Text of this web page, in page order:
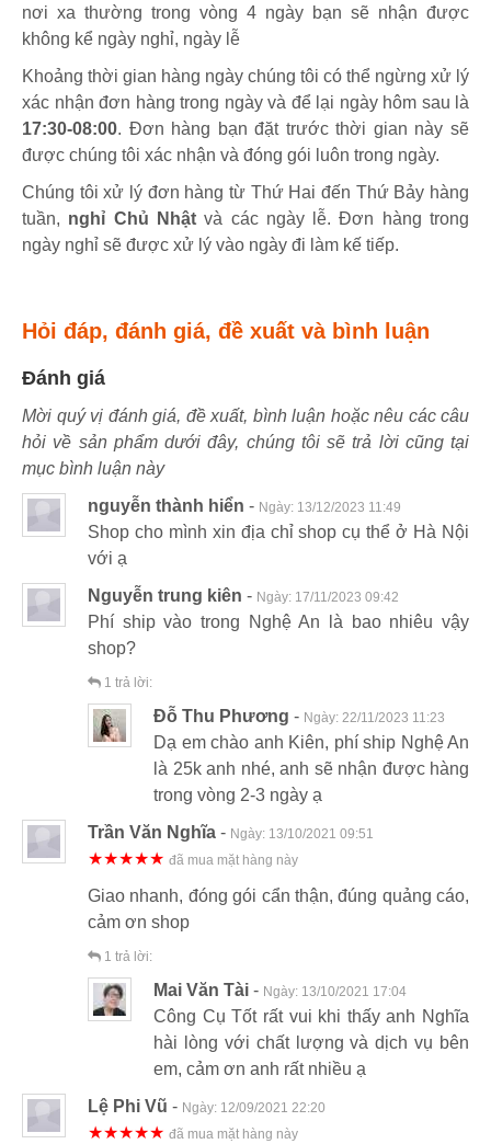
nơi xa thường trong vòng 4 ngày bạn sẽ nhận được
không kể ngày nghỉ, ngày lễ
Khoảng thời gian hàng ngày chúng tôi có thể ngừng xử lý
xác nhận đơn hàng trong ngày và để lại ngày hôm sau là
17:30-08:00. Đơn hàng bạn đặt trước thời gian này sẽ
được chúng tôi xác nhận và đóng gói luôn trong ngày.
Chúng tôi xử lý đơn hàng từ Thứ Hai đến Thứ Bảy hàng
tuần, nghỉ Chủ Nhậtvà các ngày lễ. Đơn hàng trong
ngày nghỉ sẽ được xử lý vào ngày đi làm kế tiếp.
Hỏi đáp, đánh giá, đề xuất và bình luận
Đánh giá
Mời quý vị đánh giá, đề xuất, bình luận hoặc nêu các câu
hỏi về sản phẩm dưới đây, chúng tôi sẽ trả lời cũng tại
mục bình luận này
nguyễn thành hiển - Ngày: 13/12/2023 11:49
Shop cho mình xin địa chỉ shop cụ thể ở Hà Nội
với ạ
Nguyễn trung kiên - Ngày: 17/11/2023 09:42
Phí ship vào trong Nghệ An là bao nhiêu vậy
shop?
1 trả lời:
Đỗ Thu Phương - Ngày: 22/11/2023 11:23
Dạ em chào anh Kiên, phí ship Nghệ An
là 25k anh nhé, anh sẽ nhận được hàng
trong vòng 2-3 ngày ạ
Trần Văn Nghĩa - Ngày: 13/10/2021 09:51
★★★★★ đã mua mặt hàng này
Giao nhanh, đóng gói cẩn thận, đúng quảng cáo,
cảm ơn shop
1 trả lời:
Mai Văn Tài - Ngày: 13/10/2021 17:04
Công Cụ Tốt rất vui khi thấy anh Nghĩa
hài lòng với chất lượng và dịch vụ bên
em, cảm ơn anh rất nhiều ạ
Lệ Phi Vũ - Ngày: 12/09/2021 22:20
★★★★★ đã mua mặt hàng này